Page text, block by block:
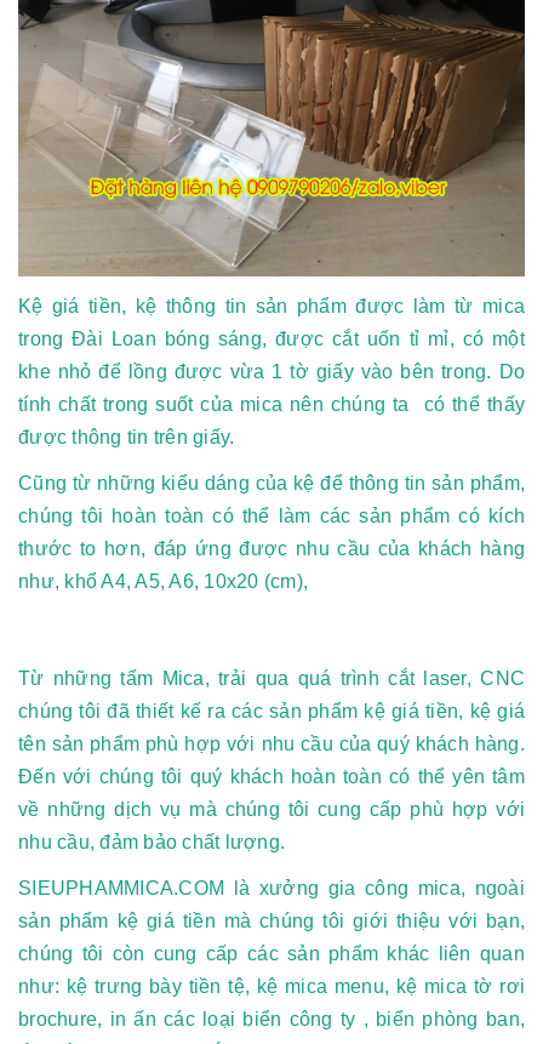
Kệ giá tiền, kệ thông tin sản phẩm được làm từ mica
trong Đài Loan bóng sáng, được cắt uốn tỉ mỉ, có một
khe nhỏ để lồng được vừa 1 tờ giấy vào bên trong. Do
tính chất trong suốt của mica nên chúng ta có thể thấy
được thông tin trên giấy.
Cũng từ những kiểu dáng của kệ để thông tin sản phẩm,
chúng tôi hoàn toàn có thể làm các sản phẩm có kích
thước to hơn, đáp ứng được nhu cầu của khách hàng
như, khổ A4, A5, A6, 10x20 (cm),
Từ những tấm Mica, trải qua quá trình cắt laser, CNC
chúng tôi đã thiết kế ra các sản phẩm kệ giá tiền, kệ giá
tên sản phẩm phù hợp với nhu cầu của quý khách hàng.
Đến với chúng tôi quý khách hoàn toàn có thể yên tâm
về những dịch vụ mà chúng tôi cung cấp phù hợp với
nhu cầu, đảm bảo chất lượng.
SIEUPHAMMICA.COM là xưởng gia công mica, ngoài
sản phẩm kệ giá tiền mà chúng tôi giới thiệu với bạn,
chúng tôi còn cung cấp các sản phẩm khác liên quan
như: kệ trưng bày tiền tệ, kệ mica menu, kệ mica tờ rơi
brochure, in ấn các loại biển công ty , biển phòng ban,